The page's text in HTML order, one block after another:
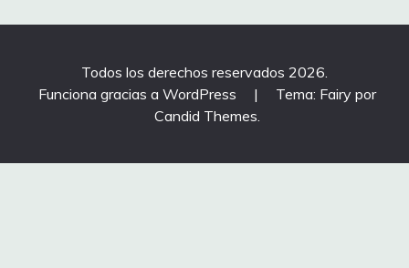
entradas
Todos los derechos reservados 2026.
Funciona gracias a WordPress
|
Tema: Fairy por
Candid Themes